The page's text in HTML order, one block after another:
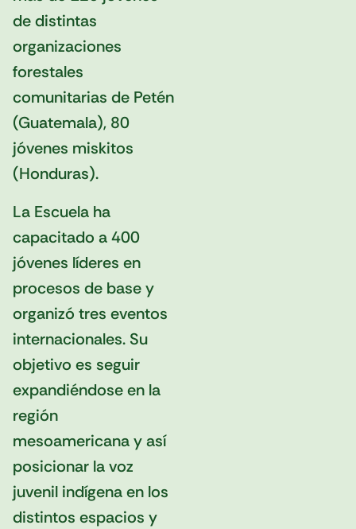
de distintas
organizaciones
forestales
comunitarias de Petén
(Guatemala), 80
jóvenes miskitos
(Honduras).
La Escuela ha
capacitado a 400
jóvenes líderes en
procesos de base y
organizó tres eventos
internacionales. Su
objetivo es seguir
expandiéndose en la
región
mesoamericana y así
posicionar la voz
juvenil indígena en los
distintos espacios y